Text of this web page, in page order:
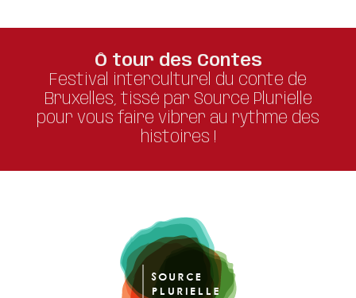
Ô tour des Contes
Festival interculturel du conte de
Bruxelles, tissé par Source Plurielle
pour vous faire vibrer au rythme des
histoires !